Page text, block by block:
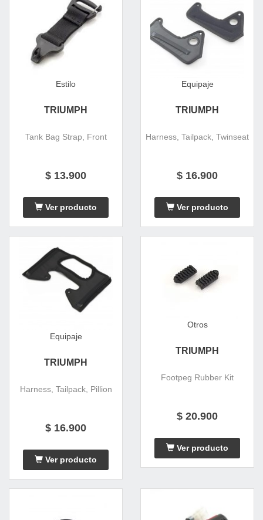
Estilo
TRIUMPH
Tank Bag Strap, Front
$ 13.900
Ver producto
Equipaje
TRIUMPH
Harness, Tailpack, Twinseat
$ 16.900
Ver producto
Equipaje
TRIUMPH
Harness, Tailpack, Pillion
$ 16.900
Ver producto
Otros
TRIUMPH
Footpeg Rubber Kit
$ 20.900
Ver producto